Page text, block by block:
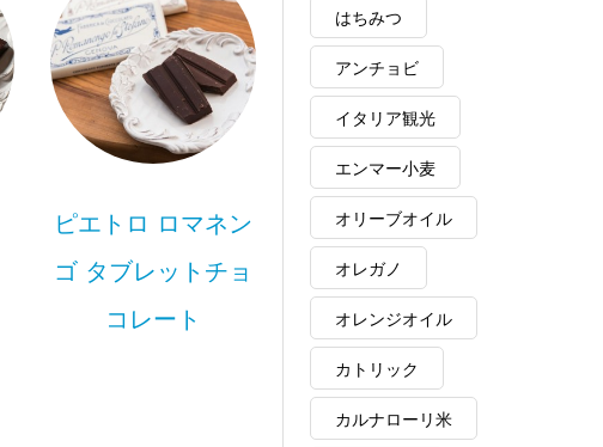
ピエトロ ロマネン
ゴ タブレットチョ
コレート
ミコ
はちみつ
アンチョビ
イタリア観光
エンマー小麦
オリーブオイル
オレガノ
オレンジオイル
カトリック
カルナローリ米